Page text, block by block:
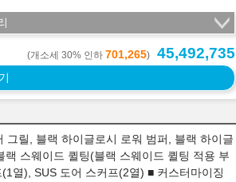
(개소세 30% 인하 701,265) 45,492,735
릴, 블랙 하이글로시 로워 범퍼, 블랙 하이글
스웨이드 퀼팅(블랙 스웨이드 퀼팅 적용 부
열), SUS 도어 스커프(2열) ■ 커스터마이징